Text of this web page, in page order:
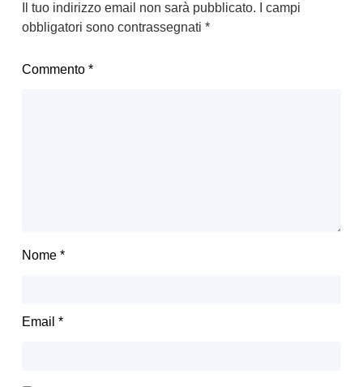
Il tuo indirizzo email non sarà pubblicato.
I campi
obbligatori sono contrassegnati *
Commento *
Nome *
Email *